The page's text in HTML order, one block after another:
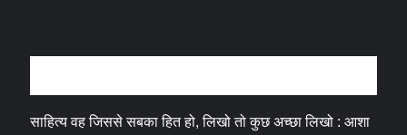
साहित्य वह जिससे सबका हित हो, लिखो तो कुछ अच्छा लिखो : आशा